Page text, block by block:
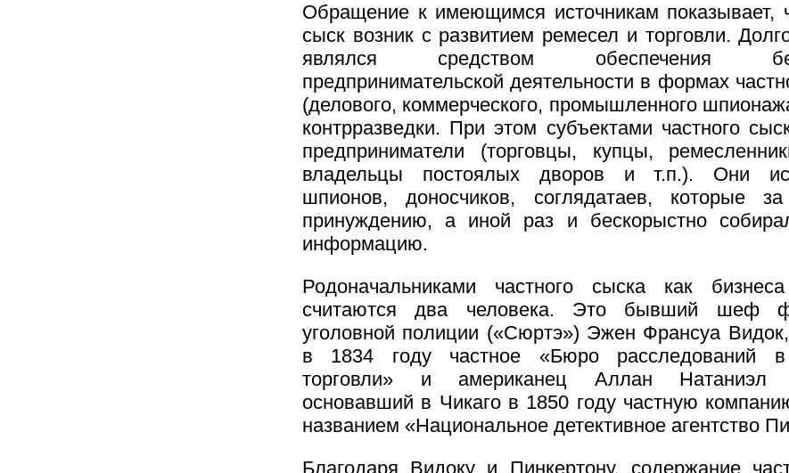
Обращение к имеющимся источникам показывает,
сыск возник с развитием ремесел и торговли.
являлся средством обеспечения
предпринимательской деятельности в формах
(делового, коммерческого, промышленного
контрразведки. При этом субъектами частного
предприниматели (торговцы, купцы,
владельцы постоялых дворов и т.п.). Они
шпионов, доносчиков, соглядатаев, которые
принуждению, а иной раз и бескорыстно
информацию.
Родоначальниками частного сыска как
считаются два человека. Это бывший шеф
уголовной полиции («Сюртэ») Эжен Франсуа
в 1834 году частное «Бюро расследований в
торговли» и американец Аллан Натаниэл
основавший в Чикаго в 1850 году частную
названием «Национальное детективное агентство
Благодаря Видоку и Пинкертону, содержание